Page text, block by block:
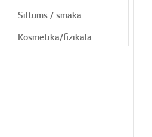
Siltums / smaka
Kosmētika/fizikālā